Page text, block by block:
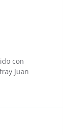
con
Juan